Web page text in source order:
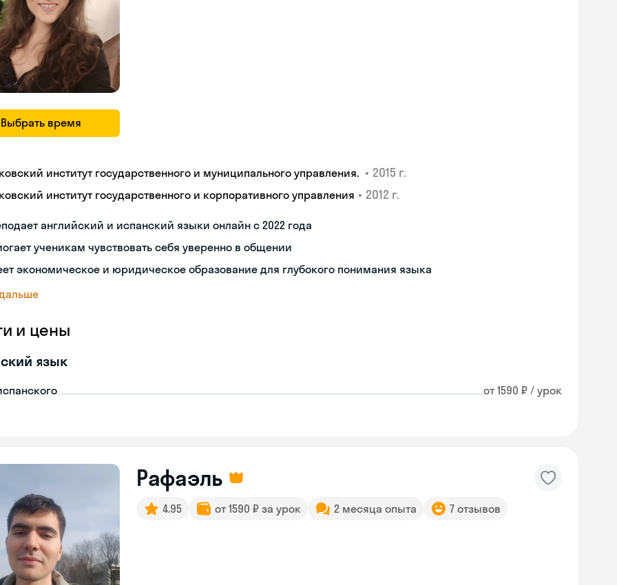
Выбрать время
институт государственного и муниципального управления. • 2015 г.
институт государственного и корпоративного управления • 2012 г.
английский и испанский языки онлайн с 2022 года
ученикам чувствовать себя уверенно в общении
экономическое и юридическое образование для глубокого понимания языка
и цены
язык
от 1590 ₽ / урок
Рафаэль
4.95 от 1590 ₽ за урок 2 месяца опыта 7 отзывов